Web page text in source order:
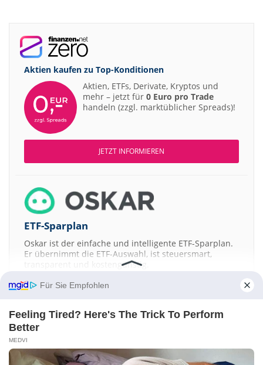
Aktien kaufen zu Top-Konditionen
Aktien, ETFs, Derivate, Kryptos und
mehr – jetzt für 0 Euro pro Trade
handeln (zzgl. marktüblicher Spreads)!
JETZT INFORMIEREN
ETF-Sparplan
Oskar ist der einfache und intelligente ETF-Sparplan.
Er übernimmt die ETF-Auswahl, ist steuersmart,
transparent und kostengünstig.
JETZT MEHR ERFAHREN
Aktien ATX DAX EuroStoxx 50 Dow Jones NASDAQ 100
Nikkei 225
Für Sie Empfohlen
Feeling Tired? Here's The Trick To Perform
Better
MEDVI